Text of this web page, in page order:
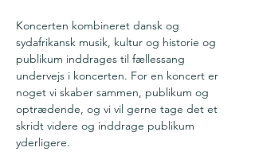
Koncerten kombineret dansk og
sydafrikansk musik, kultur og historie og
publikum inddrages til fællessang
undervejs i koncerten. For en koncert er
noget vi skaber sammen, publikum og
optrædende, og vi vil gerne tage det et
skridt videre og inddrage publikum
yderligere.